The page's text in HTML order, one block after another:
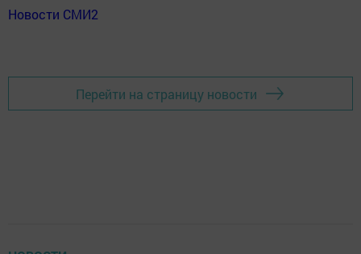
Новости СМИ2
Перейти на страницу новости